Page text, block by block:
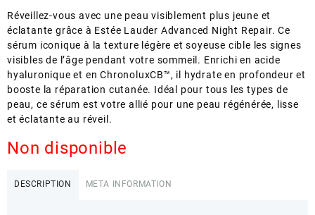
Réveillez-vous avec une peau visiblement plus jeune et
éclatante grâce à Estée Lauder Advanced Night Repair. Ce
sérum iconique à la texture légère et soyeuse cible les signes
visibles de l’âge pendant votre sommeil. Enrichi en acide
hyaluronique et en ChronoluxCB™, il hydrate en profondeur et
booste la réparation cutanée. Idéal pour tous les types de
peau, ce sérum est votre allié pour une peau régénérée, lisse
et éclatante au réveil.
Non disponible
DESCRIPTION META INFORMATION